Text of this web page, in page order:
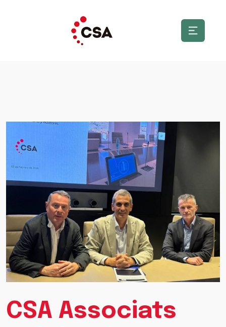
CSA Associats